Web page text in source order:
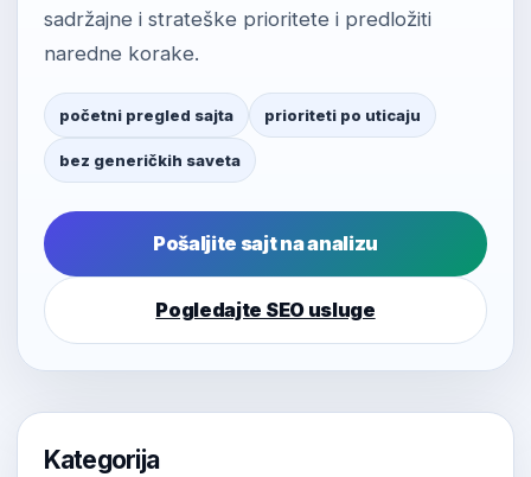
sadržajne i strateške prioritete i predložiti
naredne korake.
početni pregled sajta prioriteti po uticaju
bez generičkih saveta
Pošaljite sajt na analizu
Pogledajte SEO usluge
Kategorija